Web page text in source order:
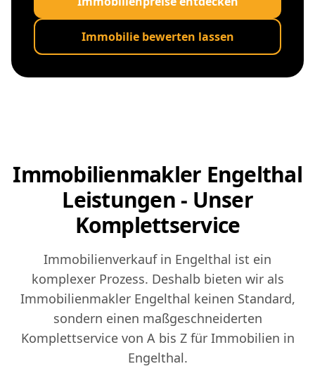
Immobilie bewerten lassen
Immobilienmakler Engelthal
Leistungen - Unser
Komplettservice
Immobilienverkauf in Engelthal ist ein
komplexer Prozess. Deshalb bieten wir als
Immobilienmakler Engelthal keinen Standard,
sondern einen maßgeschneiderten
Komplettservice von A bis Z für Immobilien in
Engelthal.